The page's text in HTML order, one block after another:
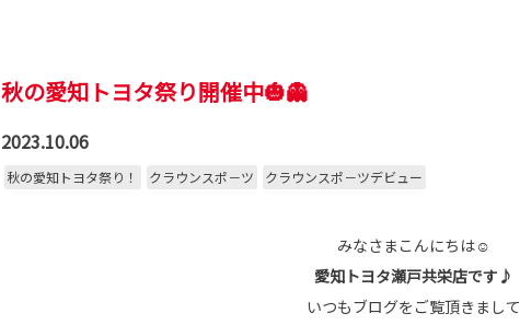
秋の愛知トヨタ祭り開催中🎃👻
2023.10.06
秋の愛知トヨタ祭り！ クラウンスポ－ツ クラウンスポ－ツデビュー
みなさまこんにちは☺
愛知トヨタ瀬戸共栄店です♪
いつもブログをご覧頂きまして